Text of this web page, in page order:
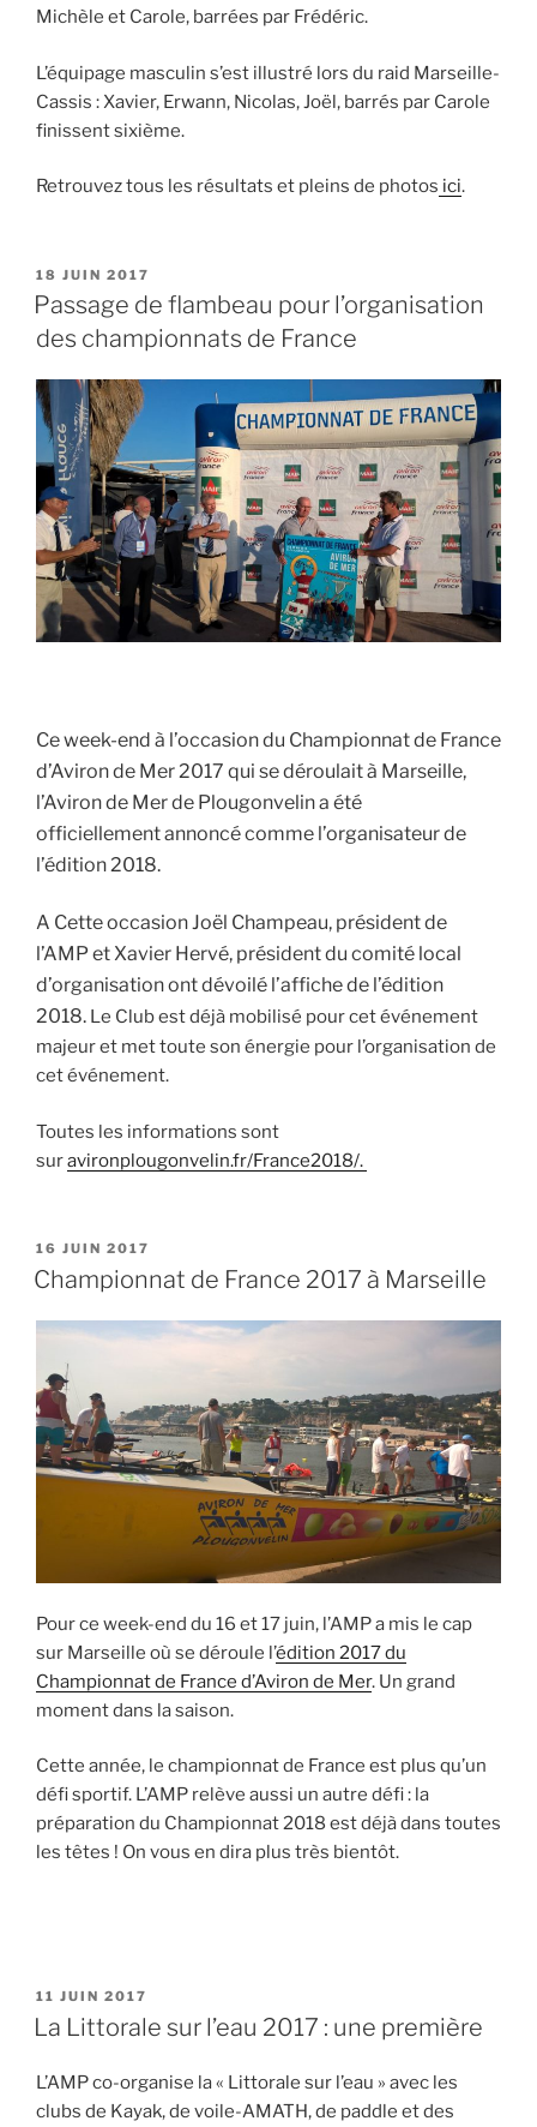
Michèle et Carole, barrées par Frédéric.
L’équipage masculin s’est illustré lors du raid Marseille-
Cassis : Xavier, Erwann, Nicolas, Joël, barrés par Carole
finissent sixième.
Retrouvez tous les résultats et pleins de photos ici.
PUBLIÉ
LE
18 JUIN 2017
Passage de flambeau pour l’organisation
des championnats de France
Ce week-end à l’occasion du Championnat de France
d’Aviron de Mer 2017 qui se déroulait à Marseille,
l’Aviron de Mer de Plougonvelin a été
officiellementannoncé comme l’organisateur de
l’édition 2018.
A Cette occasion Joël Champeau, président de
l’AMP et Xavier Hervé, président du comité local
d’organisation ont dévoilé l’affiche de l’édition
2018. Le Club est déjà mobilisé pour cet événement
majeur et met toute son énergie pour l’organisation de
cet événement.
Toutes les informations sont
suravironplougonvelin.fr/France2018/.
PUBLIÉ
LE
16 JUIN 2017
Championnat de France 2017 à Marseille
Pour ce week-end du 16 et 17 juin, l’AMP a mis le cap
sur Marseille où se déroule l’édition 2017 du
Championnat de France d’Aviron de Mer. Un grand
moment dans la saison.
Cette année, le championnat de France est plus qu’un
défi sportif. L’AMP relève aussi un autre défi : la
préparation du Championnat 2018 est déjà dans toutes
les têtes ! On vous en dira plus très bientôt.
PUBLIÉ
LE
11 JUIN 2017
La Littorale sur l’eau 2017 : une première
L’AMP co-organise la « Littorale sur l’eau » avec les
clubs de Kayak, de voile-AMATH, de paddle et des